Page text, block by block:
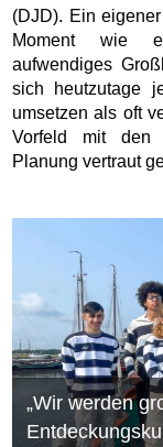
(DJD). Ein
Moment wie
aufwendiges
sich heutzutage
umsetzen als oft
Vorfeld mit den
Planung vertraut
„Wir werden